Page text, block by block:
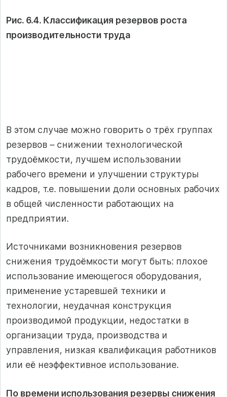
Рис. 6.4. Классификация резервов роста
производительности труда
В этом случае можно говорить о трёх группах
резервов – снижении технологической
трудоёмкости, лучшем использовании
рабочего времени и улучшении структуры
кадров, т.е. повышении доли основных рабочих
в общей численности работающих на
предприятии.
Источниками возникновения резервов
снижения трудоёмкости могут быть: плохое
использование имеющегося оборудования,
применение устаревшей техники и
технологии, неудачная конструкция
производимой продукции, недостатки в
организации труда, производства и
управления, низкая квалификация работников
или её неэффективное использование.
По времени использования резервы снижения